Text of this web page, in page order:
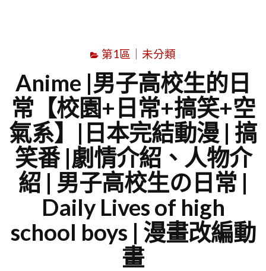
第1區｜未分類
Anime |男子高校生的日
常【校園+日常+搞笑+空
氣系】|日本完結動漫 | 搞
笑番 |劇情介紹、人物介
紹 | 男子高校生の日常 |
Daily Lives of high
school boys | 漫畫改編動
畫